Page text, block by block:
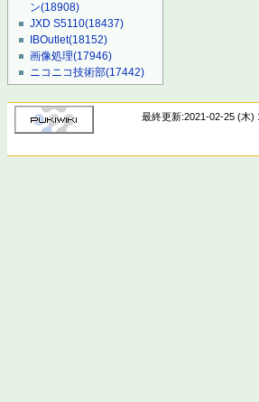
ン(18908)
JXD S5110(18437)
IBOutlet(18152)
画像処理(17946)
ニコニコ技術部(17442)
最終更新:2021-02-25 (木)